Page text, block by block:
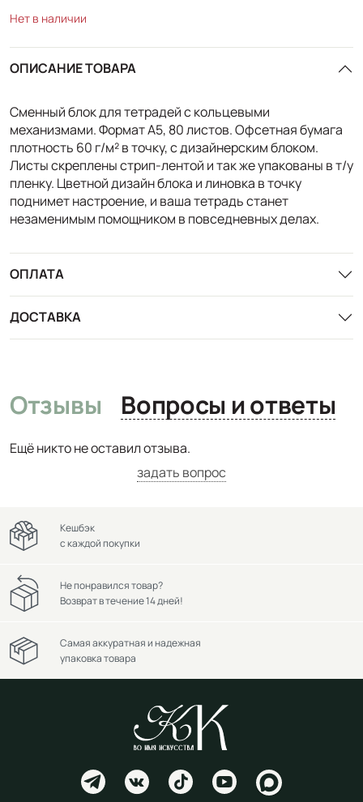
Нет в наличии
ОПИСАНИЕ ТОВАРА
Сменный блок для тетрадей с кольцевыми
механизмами. Формат А5, 80 листов. Офсетная бумага
плотность 60 г/м² в точку, с дизайнерским блоком.
Листы скреплены стрип-лентой и так же упакованы в т/у
пленку. Цветной дизайн блока и линовка в точку
поднимет настроение, и ваша тетрадь станет
незаменимым помощником в повседневных делах.
ОПЛАТА
ДОСТАВКА
Отзывы Вопросы и ответы
Ещё никто не оставил отзыва.
задать вопрос
Кешбэк
с каждой покупки
Не понравился товар?
Возврат в течение 14 дней!
Самая аккуратная и надежная
упаковка товара